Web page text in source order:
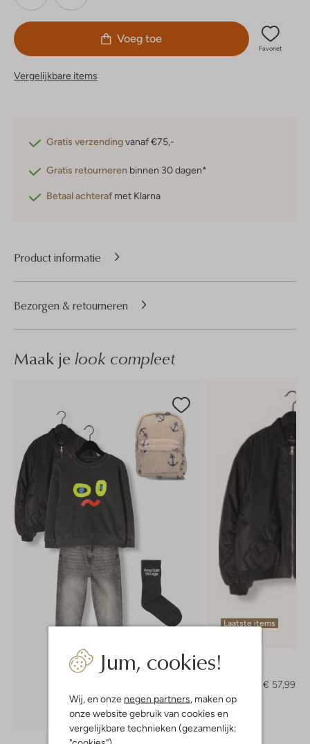
Jum, cookies!
Wij, en onze negen partners , maken op
onze website gebruik van cookies en
vergelijkbare technieken (gezamenlijk:
Voeg toe
Favoriet
Vergelijkbare items
Gratis verzendingvanaf €75,-
Gratis retourneren binnen 30 dagen*
Betaal achteraf met Klarna
Product informatie
Bezorgen & retourneren
Maak je look compleet
Ontdek de look
Laatste items
€ 57,99